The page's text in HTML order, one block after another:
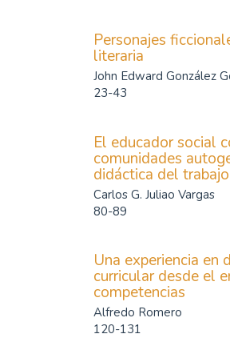
Personajes
literaria
John Edward González
23-43
El educador social
comunidades
didáctica del
Carlos G. Juliao Vargas
80-89
Una experiencia en
curricular desde el
competencias
Alfredo Romero
120-131